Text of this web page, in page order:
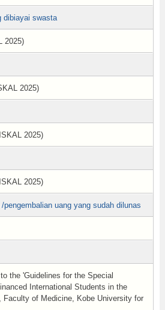
dibiayai swasta
2025)
2025)
2025)
2025)
pengembalian uang yang sudah dilunas
the 'Guidelines for the Special
International Students in the
Faculty of Medicine, Kobe University for